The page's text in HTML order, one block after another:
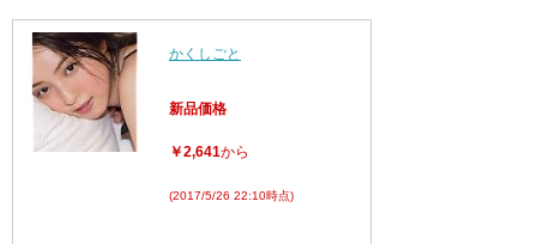
かくしごと
新品価格
￥2,641から
(2017/5/26 22:10時点)